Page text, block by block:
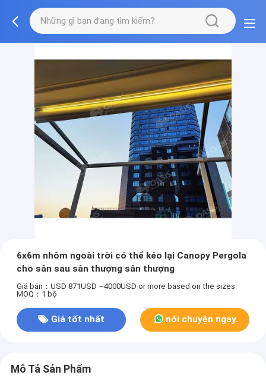
6x6m nhôm ngoài trời có thể kéo lại Canopy Pergola
cho sân sau sân thượng sân thượng
Giá bán：USD 871USD ~4000USD or more based on the sizes
MOQ：1 bộ
Giá tốt nhất nói chuyện ngay.
Mô Tả Sản Phẩm